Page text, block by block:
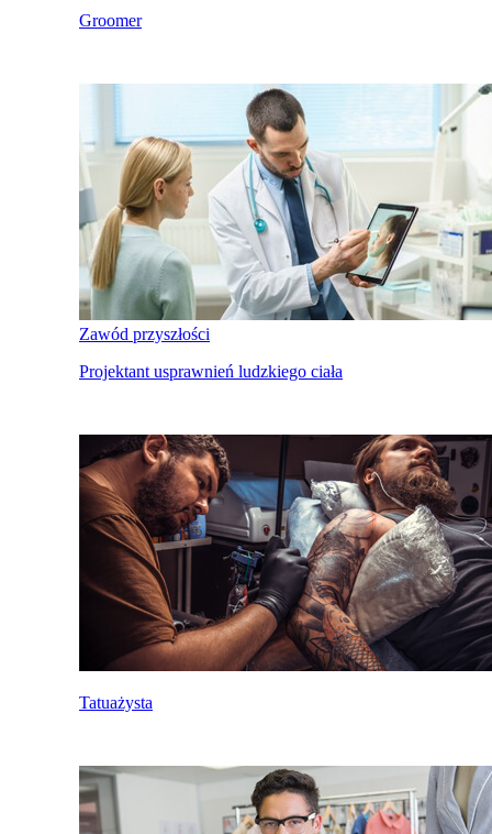
Groomer
Zawód przyszłości
Projektant usprawnień ludzkiego ciała
Tatuażysta